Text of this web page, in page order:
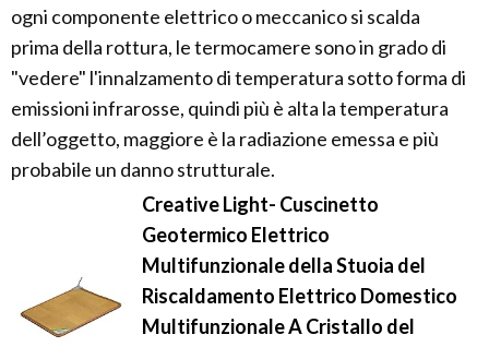
ogni componente elettrico o meccanico si scalda
prima della rottura, le termocamere sono in grado di
"vedere" l'innalzamento di temperatura sotto forma di
emissioni infrarosse, quindi più è alta la temperatura
dell’oggetto, maggiore è la radiazione emessa e più
probabile un danno strutturale.
Creative Light- Cuscinetto
Geotermico Elettrico
Multifunzionale della Stuoia del
Riscaldamento Elettrico Domestico
Multifunzionale A Cristallo del